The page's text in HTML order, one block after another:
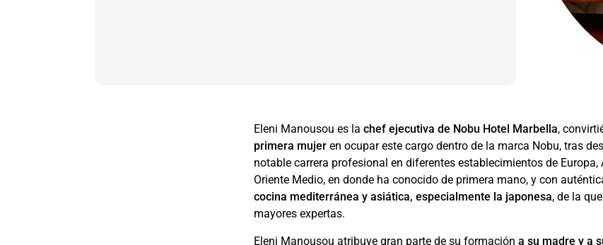
Eleni Manousou es lachef ejecutiva de Nobu Hotel Marbella,
primera mujer en ocupar este cargo dentro de la marca Nobu, tras
notable carrera profesional en diferentes establecimientos de Europa,
Oriente Medio, en donde ha conocido de primera mano, y con
cocina mediterránea y asiática, especialmente la japonesa, de la
mayores expertas.
Eleni Manousou atribuye gran parte de su formacióna su madre y a